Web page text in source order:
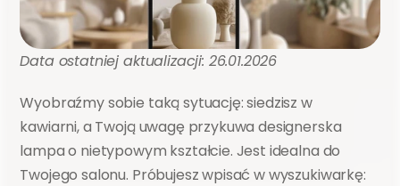
Data ostatniej aktualizacji: 26.01.2026
Wyobraźmy sobie taką sytuację: siedzisz w
kawiarni, a Twoją uwagę przykuwa designerska
lampa o nietypowym kształcie. Jest idealna do
Twojego salonu. Próbujesz wpisać w wyszukiwarkę: